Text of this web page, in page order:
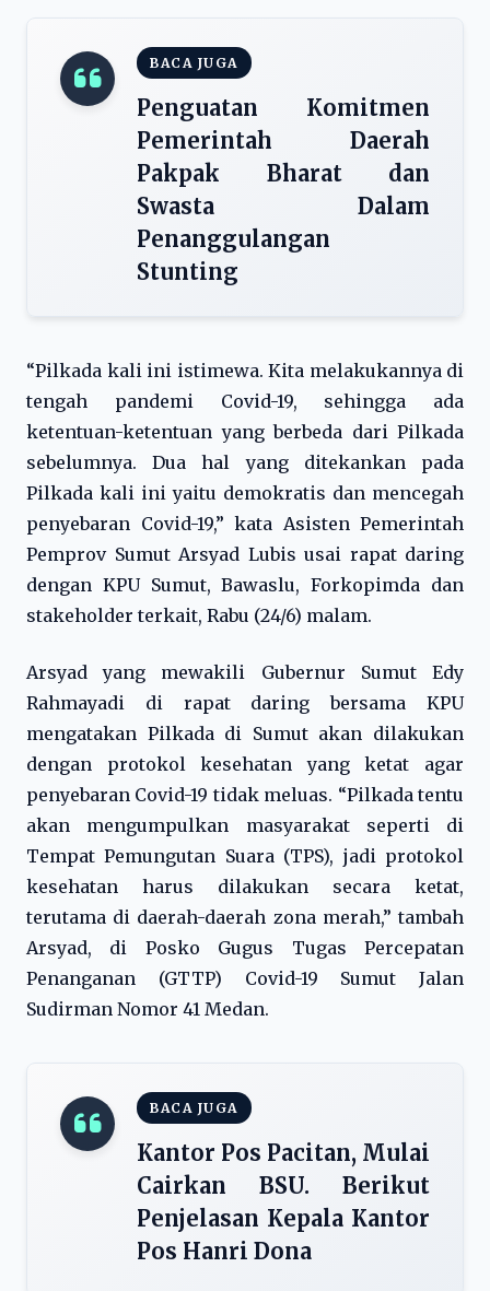
BACA JUGA
Penguatan Komitmen
Pemerintah Daerah
Pakpak Bharat dan
Swasta Dalam
Penanggulangan
Stunting
“Pilkada kali ini istimewa. Kita melakukannya di
tengah pandemi Covid-19, sehingga ada
ketentuan-ketentuan yang berbeda dari Pilkada
sebelumnya. Dua hal yang ditekankan pada
Pilkada kali ini yaitu demokratis dan mencegah
penyebaran Covid-19,” kata Asisten Pemerintah
Pemprov Sumut Arsyad Lubis usai rapat daring
dengan KPU Sumut, Bawaslu, Forkopimda dan
stakeholder terkait, Rabu (24/6) malam.
Arsyad yang mewakili Gubernur Sumut Edy
Rahmayadi di rapat daring bersama KPU
mengatakan Pilkada di Sumut akan dilakukan
dengan protokol kesehatan yang ketat agar
penyebaran Covid-19 tidak meluas. “Pilkada tentu
akan mengumpulkan masyarakat seperti di
Tempat Pemungutan Suara (TPS), jadi protokol
kesehatan harus dilakukan secara ketat,
terutama di daerah-daerah zona merah,” tambah
Arsyad, di Posko Gugus Tugas Percepatan
Penanganan (GTTP) Covid-19 Sumut Jalan
Sudirman Nomor 41 Medan.
BACA JUGA
Kantor Pos Pacitan, Mulai
Cairkan BSU. Berikut
Penjelasan Kepala Kantor
Pos Hanri Dona